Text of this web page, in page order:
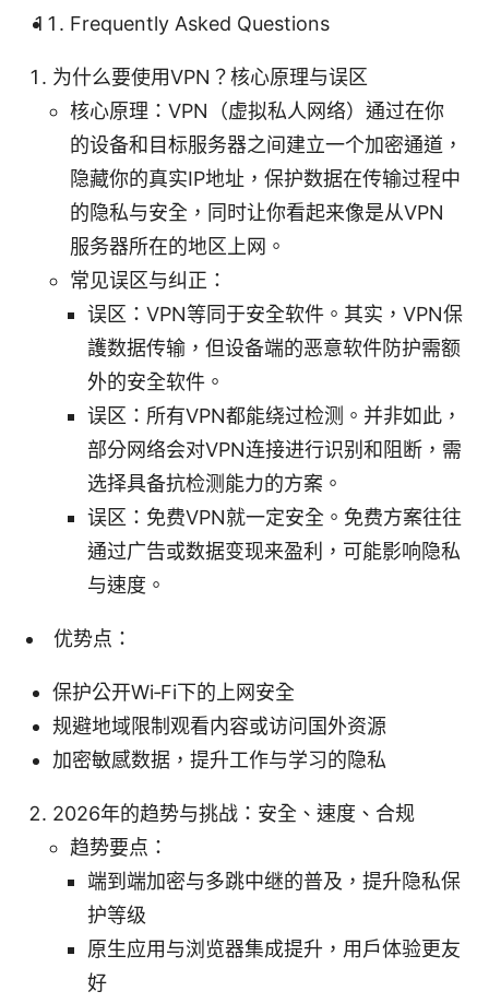
Frequently Asked Questions
为什么要使用VPN？核心原理与误区
核心原理：VPN（虚拟私人网络）通过在你
的设备和目标服务器之间建立一个加密通道，
隐藏你的真实IP地址，保护数据在传输过程中
的隐私与安全，同时让你看起来像是从VPN
服务器所在的地区上网。
常见误区与纠正：
误区：VPN等同于安全软件。其实，VPN保
護数据传输，但设备端的恶意软件防护需额
外的安全软件。
误区：所有VPN都能绕过检测。并非如此，
部分网络会对VPN连接进行识别和阻断，需
选择具备抗检测能力的方案。
误区：免费VPN就一定安全。免费方案往往
通过广告或数据变现来盈利，可能影响隐私
与速度。
优势点：
保护公开Wi‑Fi下的上网安全
规避地域限制观看内容或访问国外资源
加密敏感数据，提升工作与学习的隐私
2026年的趋势与挑战：安全、速度、合规
趋势要点：
端到端加密与多跳中继的普及，提升隐私保
护等级
原生应用与浏览器集成提升，用户体验更友
好